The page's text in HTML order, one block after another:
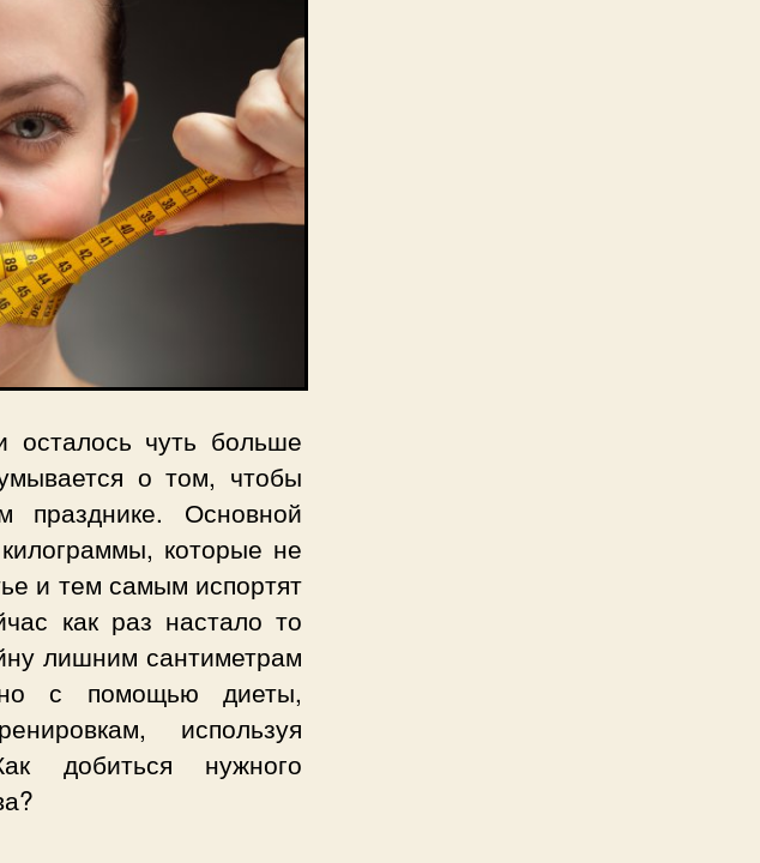
осталось чуть больше
о том, чтобы
празднике. Основной
которые не
и тем самым испортят
как раз настало то
лишним сантиметрам
с помощью диеты,
используя
добиться нужного